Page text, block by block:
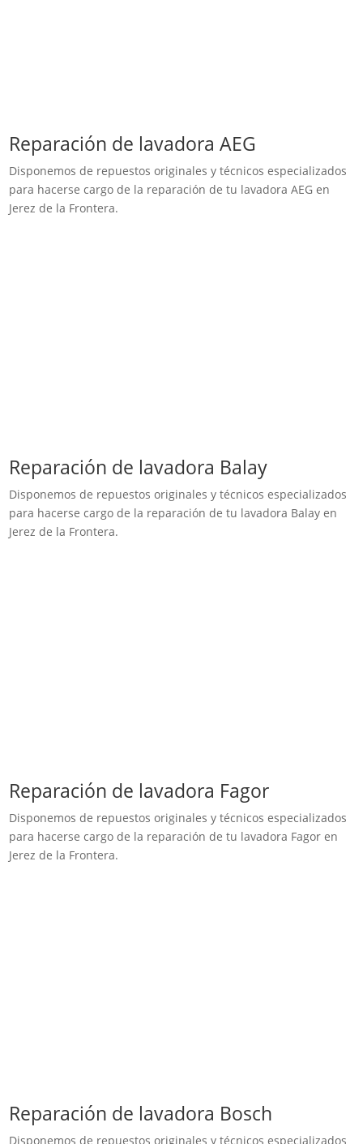
Reparación de lavadora AEG
Disponemos de repuestos originales y técnicos especializados
para hacerse cargo de la reparación de tu lavadora AEG en
Jerez de la Frontera.
Reparación de lavadora Balay
Disponemos de repuestos originales y técnicos especializados
para hacerse cargo de la reparación de tu lavadora Balay en
Jerez de la Frontera.
Reparación de lavadora Fagor
Disponemos de repuestos originales y técnicos especializados
para hacerse cargo de la reparación de tu lavadora Fagor en
Jerez de la Frontera.
Reparación de lavadora Bosch
Disponemos de repuestos originales y técnicos especializados